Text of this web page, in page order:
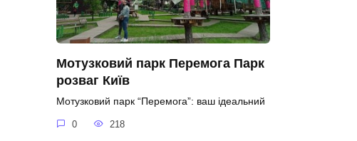
Мотузковий парк Перемога Парк
розваг Київ
Мотузковий парк “Перемога”: ваш ідеальний
0 218